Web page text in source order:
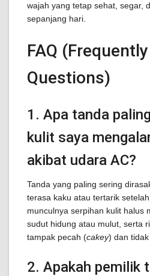
wajah yang tetap sehat, segar,
sepanjang hari.
FAQ
Questions)
1. Apa tanda
kulit saya
akibat udara AC?
Tanda yang paling sering
terasa kaku atau tertarik
munculnya serpihan kulit halus
sudut hidung atau mulut, serta
tampak pecah (cakey) dan
2. Apakah pemilik